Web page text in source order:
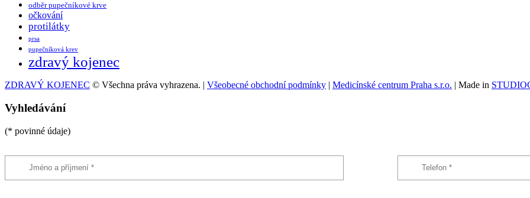
odběr pupečníkové krve
očkování
protilátky
prsa
pupečníková krev
zdravý kojenec
ZDRAVÝ KOJENEC © Všechna práva vyhrazena. | Všeobecné obchodní podmínky | Medicínské centrum Praha s.r.o. | Made in
Vyhledávání
(* povinné údaje)